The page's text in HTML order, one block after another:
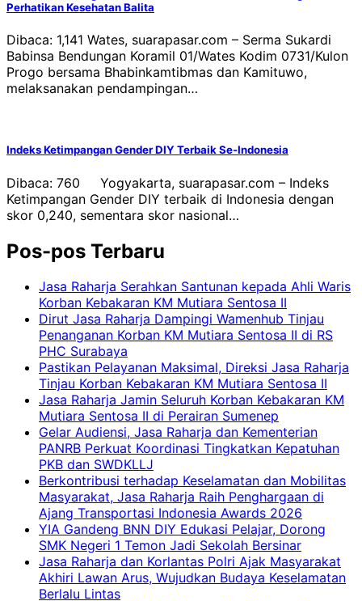
Perhatikan Kesehatan Balita
Dibaca: 1,141 Wates, suarapasar.com – Serma Sukardi
Babinsa Bendungan Koramil 01/Wates Kodim 0731/Kulon
Progo bersama Bhabinkamtibmas dan Kamituwo,
melaksanakan pendampingan…
Indeks Ketimpangan Gender DIY Terbaik Se-Indonesia
Dibaca: 760 Yogyakarta, suarapasar.com – Indeks
Ketimpangan Gender DIY terbaik di Indonesia dengan
skor 0,240, sementara skor nasional…
Pos-pos Terbaru
Jasa Raharja Serahkan Santunan kepada Ahli Waris
Korban Kebakaran KM Mutiara Sentosa II
Dirut Jasa Raharja Dampingi Wamenhub Tinjau
Penanganan Korban KM Mutiara Sentosa II di RS
PHC Surabaya
Pastikan Pelayanan Maksimal, Direksi Jasa Raharja
Tinjau Korban Kebakaran KM Mutiara Sentosa II
Jasa Raharja Jamin Seluruh Korban Kebakaran KM
Mutiara Sentosa II di Perairan Sumenep
Gelar Audiensi, Jasa Raharja dan Kementerian
PANRB Perkuat Koordinasi Tingkatkan Kepatuhan
PKB dan SWDKLLJ
Berkontribusi terhadap Keselamatan dan Mobilitas
Masyarakat, Jasa Raharja Raih Penghargaan di
Ajang Transportasi Indonesia Awards 2026
YIA Gandeng BNN DIY Edukasi Pelajar, Dorong
SMK Negeri 1 Temon Jadi Sekolah Bersinar
Jasa Raharja dan Korlantas Polri Ajak Masyarakat
Akhiri Lawan Arus, Wujudkan Budaya Keselamatan
Berlalu Lintas